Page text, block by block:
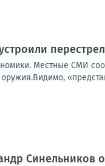
Местные СМИ
Синельников